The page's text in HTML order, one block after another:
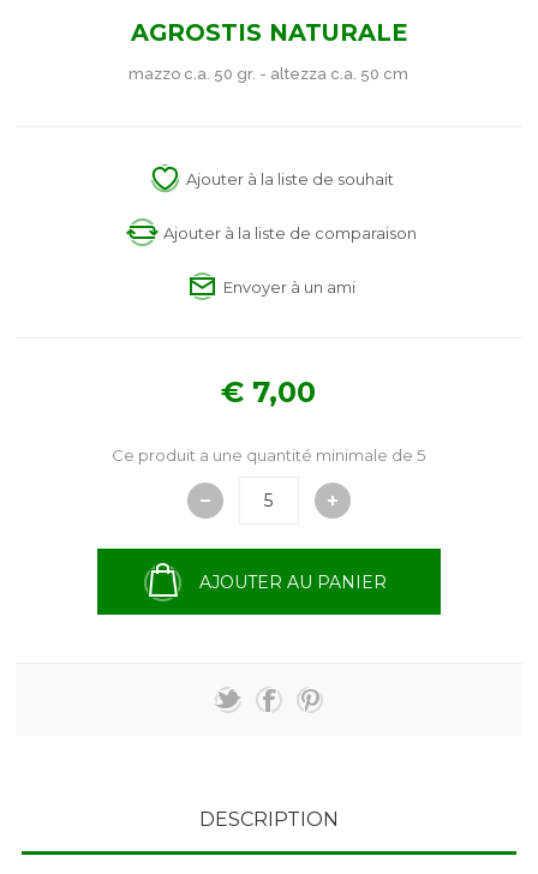
AGROSTIS NATURALE
mazzo c.a. 50 gr. - altezza c.a. 50 cm
Ajouter à la liste de souhait
Ajouter à la liste de comparaison
Envoyer à un ami
€ 7,00
Ce produit a une quantité minimale de 5
AJOUTER AU PANIER
DESCRIPTION